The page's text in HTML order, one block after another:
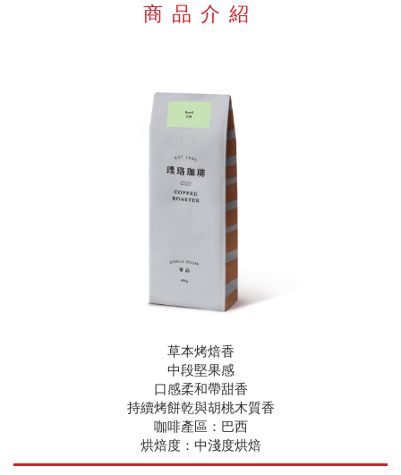
商品介紹
草本烤焙香
中段堅果感
口感柔和帶甜香
持續烤餅乾與胡桃木質香
咖啡產區：巴西
烘焙度：中淺度烘焙